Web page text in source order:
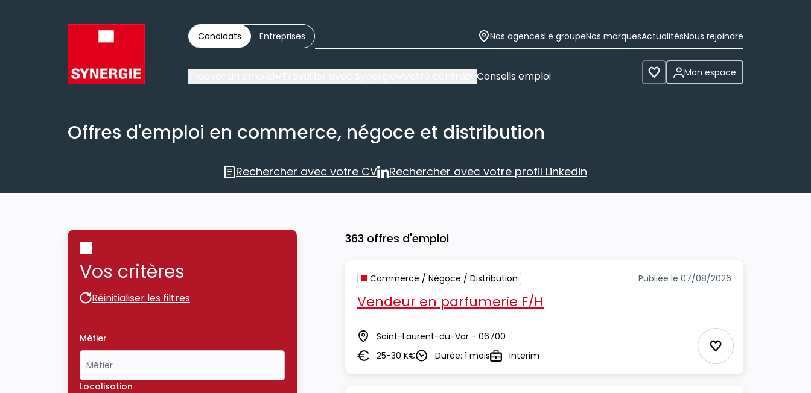
Candidats Entreprises Nos agencesLe groupeNos marquesActualitésNous rejoindre
Conseils emploi Voir les favoris
Mon espace
Offres d'emploi en commerce, négoce et distribution
Rechercher avec votre CV
Rechercher avec votre CV
Rechercher avec votre profil Linkedin
Rechercher avec votre profil Linkedin
Vos critères
Réinitialiser les filtres
Réinitialiser les filtres
Métier
Localisation
363 offres d'emploi
Commerce / Négoce / Distribution Publiée le 07/08/2026
Vendeur en parfumerie F/H
Lieu Saint-Laurent-du-Var - 06700
Salaire25-30 K€DuréeDurée: 1 moisTypeInterim Ajouter aux